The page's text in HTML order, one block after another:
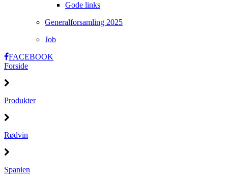
Gode links
Generalforsamling 2025
Job
FACEBOOK
Forside
Produkter
Rødvin
Spanien